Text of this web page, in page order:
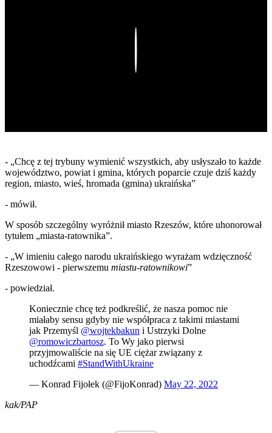
- „Chcę z tej trybuny wymienić wszystkich, aby usłyszało to każde
województwo, powiat i gmina, których poparcie czuje dziś każdy
region, miasto, wieś, hromada (gmina) ukraińska”
- mówił.
W sposób szczególny wyróżnił miasto Rzeszów, które uhonorował
tytułem „miasta-ratownika”.
- „W imieniu całego narodu ukraińskiego wyrażam wdzięczność
Rzeszowowi - pierwszemu miastu-ratownikowi”
- powiedział.
Koniecznie chcę też podkreślić, że nasza pomoc nie
miałaby sensu gdyby nie współpraca z takimi miastami
jak Przemyśl @wojtekbakun i Ustrzyki Dolne
@romowiczbartosz. To Wy jako pierwsi
przyjmowaliście na się UE ciężar związany z
uchodźcami #StandWithUkraine️
— Konrad Fijołek (@FijoKonrad) May 22, 2022
kak/PAP